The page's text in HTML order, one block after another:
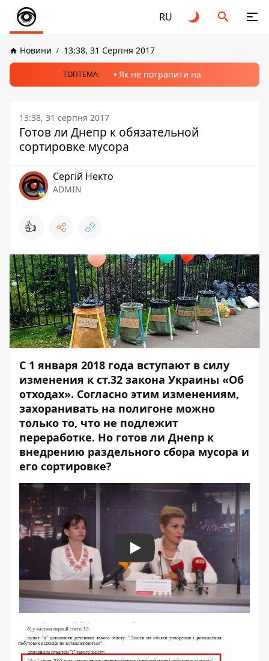
RU
Новини 13:38, 31 Серпня 2017
ТОПТЕМА: Як не потрапити на
13:38, 31 серпня 2017
Готов ли Днепр к обязательной
сортировке мусора
Сергій Некто
ADMIN
👍
С 1 января 2018 года вступают в силу
изменения к ст.32 закона Украины «Об
отходах». Согласно этим изменениям,
захоранивать на полигоне можно
только то, что не подлежит
переработке. Но готов ли Днепр к
внедрению раздельного сбора мусора и
его сортировке?
Play